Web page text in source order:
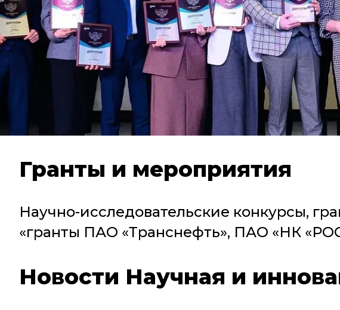
Гранты и мероприятия
Научно-исследовательские конкурсы,
«гранты ПАО «Транснефть», ПАО «НК
Новости Научная и